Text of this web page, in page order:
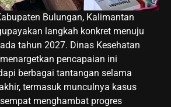
Bulungan, Kalimantan
langkah konkret menuju
tahun 2027. Dinas Kesehatan
pencapaian ini
berbagai tantangan selama
termasuk munculnya kasus
menghambat progres